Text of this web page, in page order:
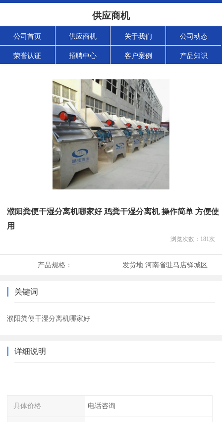
供应商机
公司首页 供应商机 关于我们 公司动态
荣誉认证 招聘中心 客户案例 产品知识
濮阳粪便干湿分离机哪家好 鸡粪干湿分离机 操作简单 方便使
用
浏览次数： 181次
产品规格： 发货地:河南省驻马店驿城区
关键词
濮阳粪便干湿分离机哪家好
详细说明
具体价格 电话咨询